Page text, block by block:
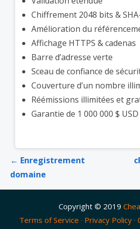
Chiffrement 2048 bits &
Amélioration du
Affichage HTTPS & cadenas
Barre d’adresse verte
Sceau de confiance de
Couverture d’un nombre
Réémissions illimitées et
Garantie de 1 000 000 $ USD
Navigation
de
l’article
← Enregistrement
domaine
Copyright © 2019
Terms of Service · Privacy Policy ·